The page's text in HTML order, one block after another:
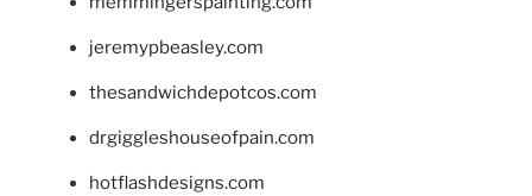
jeremypbeasley.com
thesandwichdepotcos.com
drgiggleshouseofpain.com
hotflashdesigns.com